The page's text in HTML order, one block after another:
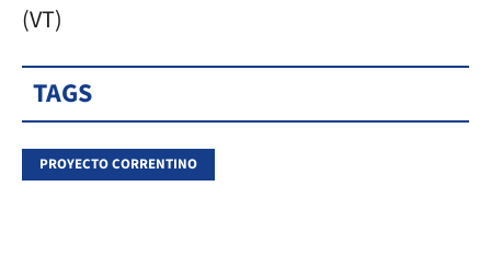
(VT)
TAGS
PROYECTO CORRENTINO